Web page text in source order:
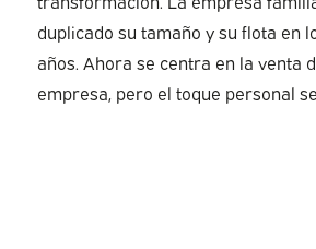
duplicado su tamaño y su flota en
años. Ahora se centra en la venta
empresa, pero el toque personal